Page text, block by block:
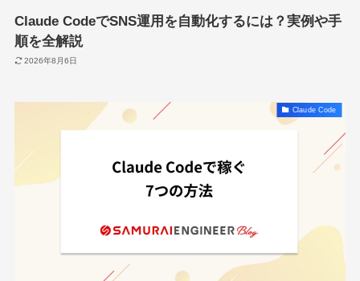
Claude CodeでSNS運用を自動化するには？実例や手
順を全解説
2026年8月6日
Claude Code